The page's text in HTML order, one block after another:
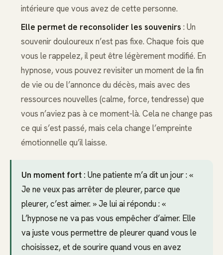
intérieure que vous avez de cette personne.
Elle permet de reconsolider les souvenirs : Un
souvenir douloureux n’est pas fixe. Chaque fois que
vous le rappelez, il peut être légèrement modifié. En
hypnose, vous pouvez revisiter un moment de la fin
de vie ou de l’annonce du décès, mais avec des
ressources nouvelles (calme, force, tendresse) que
vous n’aviez pas à ce moment-là. Cela ne change pas
ce qui s’est passé, mais cela change l’empreinte
émotionnelle qu’il laisse.
Un moment fort : Une patiente m’a dit un jour : «
Je ne veux pas arrêter de pleurer, parce que
pleurer, c’est aimer. » Je lui ai répondu : «
L’hypnose ne va pas vous empêcher d’aimer. Elle
va juste vous permettre de pleurer quand vous le
choisissez, et de sourire quand vous en avez